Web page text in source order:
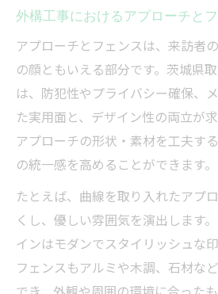
外構工事におけるアプローチと
アプローチとフェンスは、来訪者
の顔ともいえる部分です。茨城県
は、防犯性やプライバシー確保、
た実用面と、デザイン性の両立が
アプローチの形状・素材を工夫す
の統一感を高めることができます。
たとえば、曲線を取り入れたアプ
くし、優しい雰囲気を演出します
インはモダンでスタイリッシュな
フェンスもアルミや木調、石材な